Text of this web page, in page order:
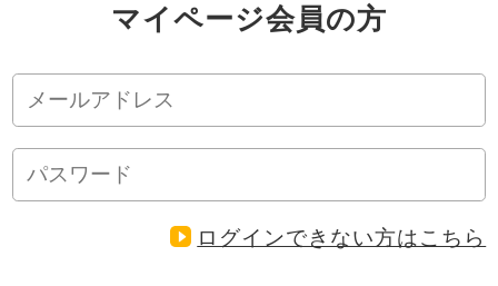
マイページ会員の方
ログインできない方はこちら